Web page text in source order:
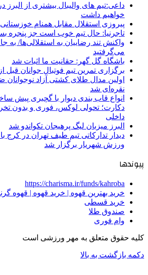
داعی:تیم های والیبال بیشتری از
خواهیم داشت
پیروزی استقلال مقابل همنام خوزستانی
تاجرنیا: حال تیم خوب است جز پنجره
واکنش تند رضاییان به استقلالی‌ها/ به
می‌گرفتید
باشگاه گل گهر: حقانیت ما اثبات شد
برگزاری تمرین تیم فوتبال جوانان قبل
اولین مدال طلای کشتی آزاد
نقره‌ای شد
انواع قاب بندی دیوار با گچبری پیش
دکارت؛ تحولی لوکس، فوری و بدون
داخلی
البرز میزبان لیگ پرهیجان تکواندو شد
دیدار تدارکاتی تیم طیف تهران در کرج
ورزش شهریار برگزار شد
پیوندها
https://charisma.ir/funds/kahroba
خرید بهترین قهوه | خرید قهوه | قهوه
خرید قسطی
صندوق طلا
وام فوری
کلیه حقوق متعلق به مهر ورزشی است
دکمه بازگشت به بالا